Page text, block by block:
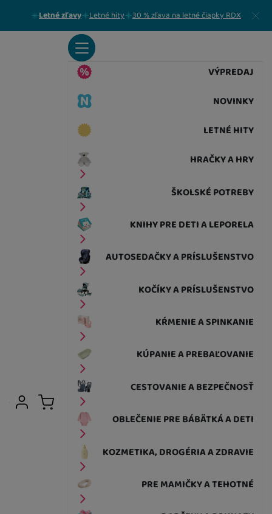
Letné zľavy Letné hity 30 % zľava na letné čiapky RDX Zavrieť
VÝPREDAJ
NOVINKY
LETNÉ HITY
HRAČKY A HRY
ŠKOLSKÉ POTREBY
KNIHY PRE DETI A LEPORELA
AUTOSEDAČKY A PRÍSLUŠENSTVO
KOČÍKY A PRÍSLUŠENSTVO
KŔMENIE A SPINKANIE
KÚPANIE A PREBAĽOVANIE
CESTOVANIE A BEZPEČNOSŤ
OBLEČENIE PRE BÁBÄTKÁ A DETI
KOZMETIKA, DROGÉRIA A ZDRAVIE
PRE MAMIČKY A TEHOTNÉ
Užívateľská sekcia
Prihlásiť sa
Košík